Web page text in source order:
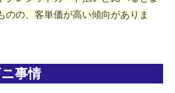
のの、客単価が高い傾向がありま
事情